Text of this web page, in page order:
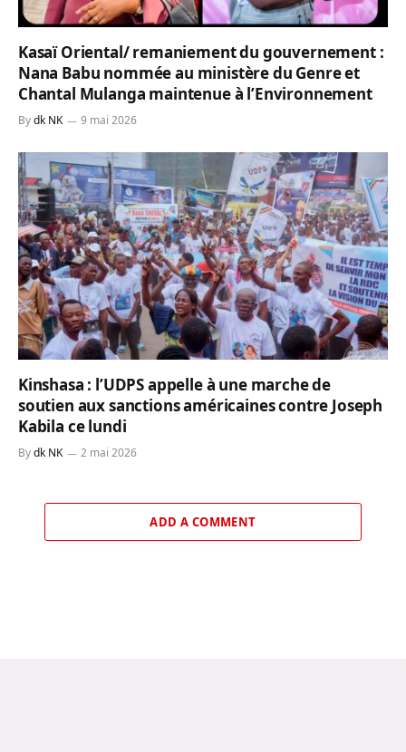
Kasaï Oriental/ remaniement du gouvernement :
Nana Babu nommée au ministère du Genre et
Chantal Mulanga maintenue à l’Environnement
Bydk NK 9 mai 2026
Kinshasa : l’UDPS appelle à une marche de
soutien aux sanctions américaines contre Joseph
Kabila ce lundi
Bydk NK 2 mai 2026
ADD A COMMENT